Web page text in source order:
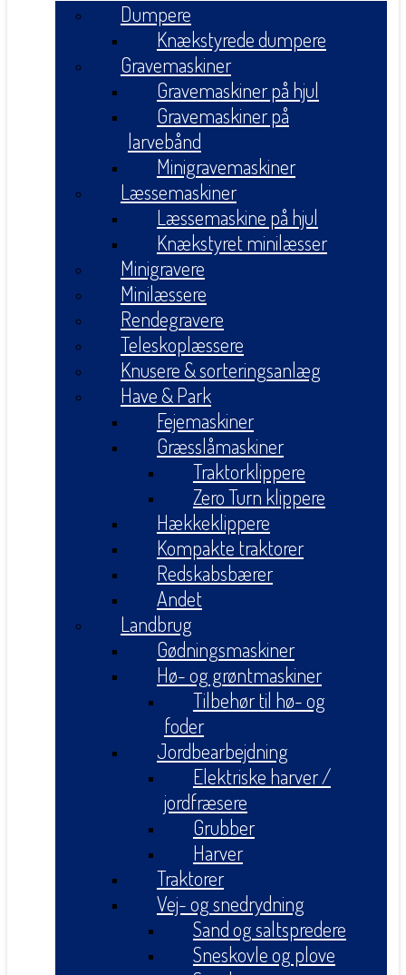
Dumpere
Knækstyrede dumpere
Gravemaskiner
Gravemaskiner på hjul
Gravemaskiner på
larvebånd
Minigravemaskiner
Læssemaskiner
Læssemaskine på hjul
Knækstyret minilæsser
Minigravere
Minilæssere
Rendegravere
Teleskoplæssere
Knusere & sorteringsanlæg
Have & Park
Fejemaskiner
Græsslåmaskiner
Traktorklippere
Zero Turn klippere
Hækkeklippere
Kompakte traktorer
Redskabsbærer
Andet
Landbrug
Gødningsmaskiner
Hø- og grøntmaskiner
Tilbehør til hø- og
foder
Jordbearbejdning
Elektriske harver /
jordfræsere
Grubber
Harver
Traktorer
Vej- og snedrydning
Sand og saltspredere
Sneskovle og plove